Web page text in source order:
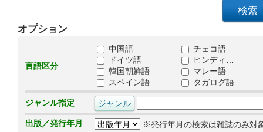
オプション
言語区分
中国語
チェコ語
ドイツ語
ヒンディ…
韓国朝鮮語
マレー語
スペイン語
タガログ語
ジャンル指定
出版／発行年月
※発行年月の検索は雑誌のみ対